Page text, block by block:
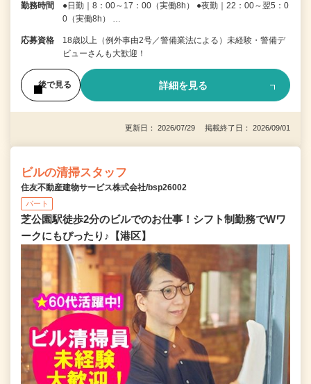
勤務時間
●日勤｜8：00～17：00（実働8h） ●夜勤｜22：00～翌5：0
0（実働8h） …
応募資格
18歳以上（例外事由2号／警備業法による）未経験・警備デ
ビューさんも大歓迎！
後で見る 詳細を見る
更新日： 2026/07/29 掲載終了日： 2026/09/01
ビルの清掃スタッフ
住友不動産建物サービス株式会社/bsp26002
パート
芝公園駅徒歩2分のビルでのお仕事！シフト制勤務でWワ
ークにもぴったり♪【港区】